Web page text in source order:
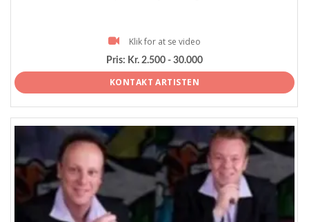
Klik for at se video
Pris: Kr. 2.500 - 30.000
KONTAKT ARTISTEN